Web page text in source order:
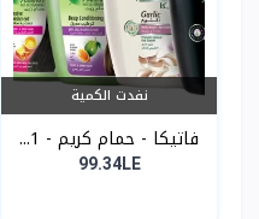
نفدت الكمية
فاتيكا - حمام كريم - 1...
99.34LE